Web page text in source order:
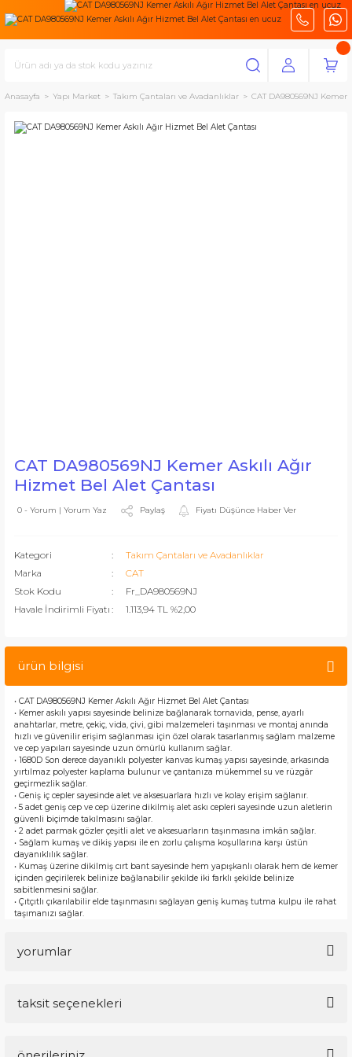
Anasayfa Yapı Market Takım Çantaları ve Avadanlıklar CAT DA980569NJ Kemer
CAT DA980569NJ Kemer Askılı Ağır
Hizmet Bel Alet Çantası
0 - Yorum | Yorum Yaz Paylaş Fiyatı Düşünce Haber Ver
Kategori
Takım Çantaları ve Avadanlıklar
Marka
CAT
Stok Kodu
Fr_DA980569NJ
Havale İndirimli Fiyatı
1.113,94 TL %2,00
ürün bilgisi
• CAT DA980569NJ Kemer Askılı Ağır Hizmet Bel Alet Çantası
• Kemer askılı yapısı sayesinde belinize bağlanarak tornavida, pense, ayarlı
anahtarlar, metre, çekiç, vida, çivi, gibi malzemeleri taşınması ve montaj anında
hızlı ve güvenilir erişim sağlanması için özel olarak tasarlanmış sağlam malzeme
ve cep yapıları sayesinde uzun ömürlü kullanım sağlar.
• 1680D Son derece dayanıklı polyester kanvas kumaş yapısı sayesinde, arkasında
yırtılmaz polyester kaplama bulunur ve çantanıza mükemmel su ve rüzgâr
geçirmezlik sağlar.
• Geniş iç cepler sayesinde alet ve aksesuarlara hızlı ve kolay erişim sağlanır.
• 5 adet geniş cep ve cep üzerine dikilmiş alet askı cepleri sayesinde uzun aletlerin
güvenli biçimde takılmasını sağlar.
• 2 adet parmak gözler çeşitli alet ve aksesuarların taşınmasına imkân sağlar.
• Sağlam kumaş ve dikiş yapısı ile en zorlu çalışma koşullarına karşı üstün
dayanıklılık sağlar.
• Kumaş üzerine dikilmiş cırt bant sayesinde hem yapışkanlı olarak hem de kemer
içinden geçirilerek belinize bağlanabilir şekilde iki farklı şekilde belinize
sabitlenmesini sağlar.
• Çıtçıtlı çıkarılabilir elde taşınmasını sağlayan geniş kumaş tutma kulpu ile rahat
taşımanızı sağlar.
yorumlar
taksit seçenekleri